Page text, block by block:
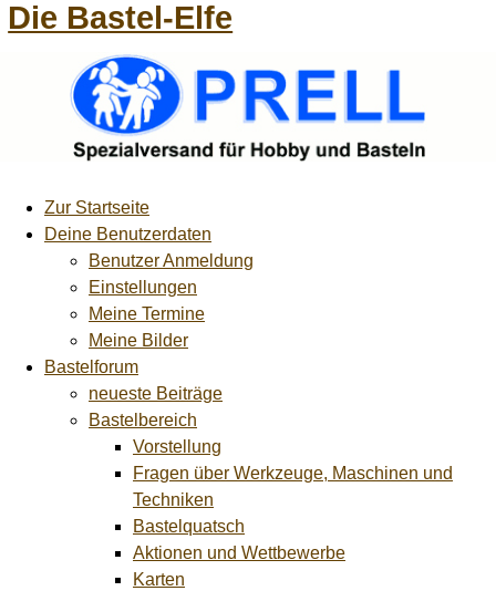
Die Bastel-Elfe
Zur Startseite
Deine Benutzerdaten
Benutzer Anmeldung
Einstellungen
Meine Termine
Meine Bilder
Bastelforum
neueste Beiträge
Bastelbereich
Vorstellung
Fragen über Werkzeuge, Maschinen und
Techniken
Bastelquatsch
Aktionen und Wettbewerbe
Karten